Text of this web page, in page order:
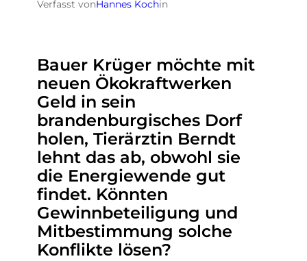
Verfasst vonHannes Kochin
Bauer Krüger möchte mit
neuen Ökokraftwerken
Geld in sein
brandenburgisches Dorf
holen, Tierärztin Berndt
lehnt das ab, obwohl sie
die Energiewende gut
findet. Könnten
Gewinnbeteiligung und
Mitbestimmung solche
Konflikte lösen?